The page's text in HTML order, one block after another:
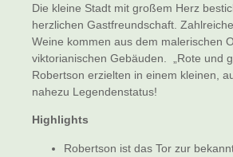
Die kleine Stadt mit großem Herz
herzlichen Gastfreundschaft.
Weine kommen aus dem malerischen
viktorianischen Gebäuden. „Rote und
Robertson erzielten in einem kleinen,
nahezu Legendenstatus!
Highlights
Robertson ist das Tor zur